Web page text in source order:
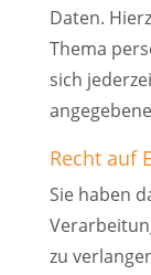
Daten.
Thema
sich
Recht auf
Sie haben
zu